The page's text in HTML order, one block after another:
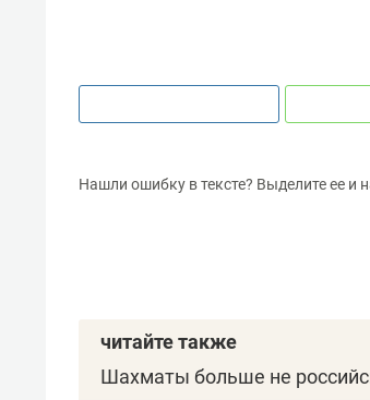
Нашли ошибку в тексте? Выделите ее и
читайте также
Шахматы больше не